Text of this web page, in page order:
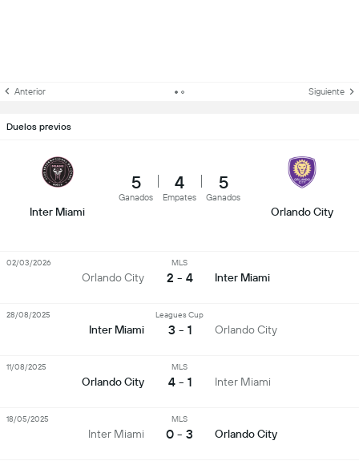
Anterior Siguiente
Duelos previos
Inter Miami
5
Ganados
4
Empates
5
Ganados
Orlando City
Orlando City
MLS
2 - 4 Inter Miami
02/03/2026
Inter Miami
Leagues Cup
3 - 1 Orlando City
28/08/2025
Orlando City
MLS
4 - 1 Inter Miami
11/08/2025
Inter Miami
MLS
0 - 3 Orlando City
18/05/2025